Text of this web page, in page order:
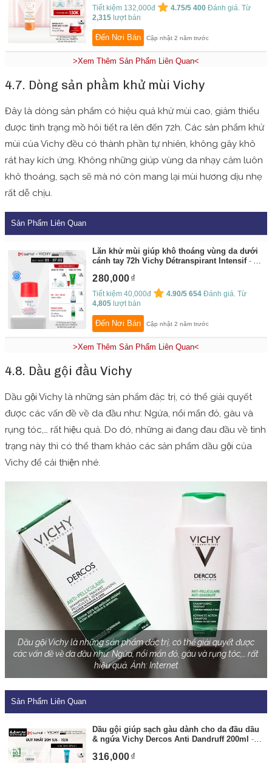
Tiết kiệm 132,000đ 4.75/5 400 Đánh giá. Từ
2,315 lượt bán
Đến Nơi Bán Cập nhật 2 năm trước
>Xem Thêm Sản Phẩm Liên Quan<
4.7. Dòng sản phầm khử mùi Vichy
Đây là dòng sản phẩm có hiệu quả khử mùi cao, giảm thiểu
được tình trạng mồ hôi tiết ra lên đến 72h. Các sản phẩm khử
mùi của Vichy đều có thành phần tự nhiên, không gây khô
rát hay kích ứng. Không những giúp vùng da nhạy cảm luôn
khô thoáng, sạch sẽ mà nó còn mang lại mùi hương dịu nhẹ
rất dễ chịu.
Sản Phẩm Liên Quan
Lăn khử mùi giúp khô thoáng vùng da dưới
cánh tay 72h Vichy Détranspirant Intensif
By:
280,000
Tiết kiệm 40,000đ 4.90/5 654 Đánh giá. Từ
4,805 lượt bán
Đến Nơi Bán Cập nhật 2 năm trước
>Xem Thêm Sản Phẩm Liên Quan<
4.8. Dầu gội đầu Vichy
Dầu gội Vichy là những sản phẩm đặc trị, có thể giải quyết
được các vấn đề về da đầu như: Ngứa, nổi mẩn đỏ, gàu và
rụng tóc,… rất hiệu quả. Do đó, những ai đang đau đầu về tình
trạng này thì có thể tham khảo các sản phẩm dầu gội của
Vichy để cải thiện nhé.
Dầu gội Vichy là những sản phẩm đặc trị, có thể giải quyết được
các vấn đề về da đầu như: Ngứa, nổi mẩn đỏ, gàu và rụng tóc,… rất
hiệu quả. Ảnh: Internet
Sản Phẩm Liên Quan
Dầu gội giúp sạch gàu dành cho da đầu dầu
& ngứa Vichy Dercos Anti Dandruff 200ml
316,000